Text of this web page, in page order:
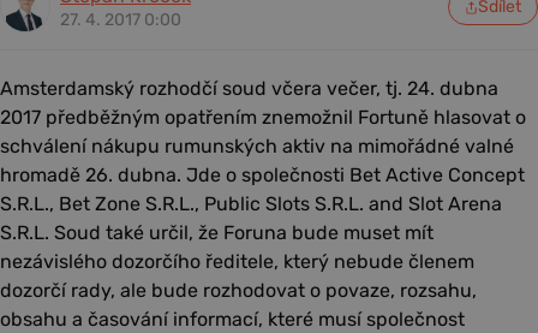
27. 4. 2017 0:00
Sdílet
Amsterdamský rozhodčí soud včera večer, tj. 24. dubna
2017 předběžným opatřením znemožnil Fortuně hlasovat o
schválení nákupu rumunských aktiv na mimořádné valné
hromadě 26. dubna. Jde o společnosti Bet Active Concept
S.R.L., Bet Zone S.R.L., Public Slots S.R.L. and Slot Arena
S.R.L. Soud také určil, že Foruna bude muset mít
nezávislého dozorčího ředitele, který nebude členem
dozorčí rady, ale bude rozhodovat o povaze, rozsahu,
obsahu a časování informací, které musí společnost